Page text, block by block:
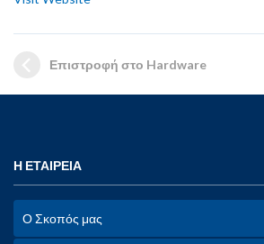
Επιστροφή στο Hardware
Η ΕΤΑΙΡΕΙΑ
Ο Σκοπός μας